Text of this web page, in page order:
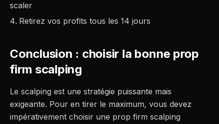
scaler
Retirez vos profits tous les 14 jours
Conclusion : choisir la bonne prop
firm scalping
Le scalping est une stratégie puissante mais
exigeante. Pour en tirer le maximum, vous devez
impérativement choisir une prop firm scalping